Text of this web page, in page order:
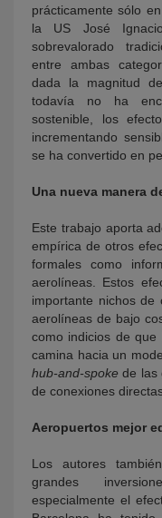
prácticamente sólo
la US José
sobrevalorado
entre ambas
dada la magnitud
todavía no ha
sostenible, los
incrementando
se ha convertido en
Una nueva manera
Este trabajo aporta
empírica de otros
formales como
aerolíneas. Estos
importante nichos de
aerolíneas de bajo
como indicios de que
camina hacia un
hub-and-spoke de las
de conexiones
Aeropuertos mejor
Los autores
grandes
especialmente el